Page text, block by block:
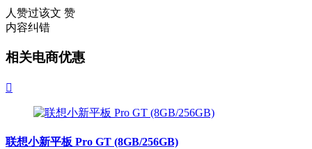
人赞过该文 赞
内容纠错
相关电商优惠

联想小新平板 Pro GT (8GB/256GB)